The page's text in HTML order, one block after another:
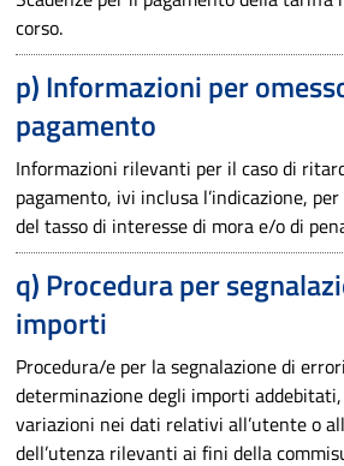
corso.
p) Informazioni per
pagamento
Informazioni rilevanti per il caso di
pagamento, ivi inclusa l’indicazione,
del tasso di interesse di mora e/o di
q) Procedura per
importi
Procedura/e per la segnalazione di
determinazione degli importi
variazioni nei dati relativi all’utente o
dell’utenza rilevanti ai fini della